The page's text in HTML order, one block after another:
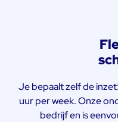
Je bepaalt zelf de
uur per week. Onze
bedrijf en is